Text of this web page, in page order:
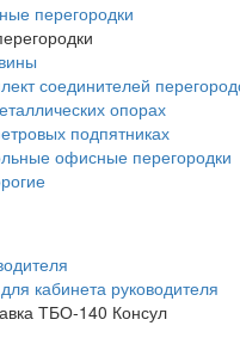
перегородки
соединителей
опорах
подпятниках
офисные перегородки
кабинета руководителя
ТБО-140 Консул